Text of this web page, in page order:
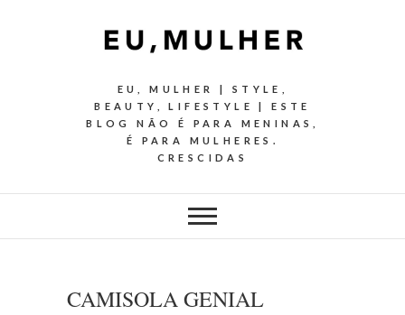
EU, MULHER | STYLE,
BEAUTY, LIFESTYLE | ESTE
BLOG NÃO É PARA MENINAS,
É PARA MULHERES.
CRESCIDAS
CAMISOLA GENIAL